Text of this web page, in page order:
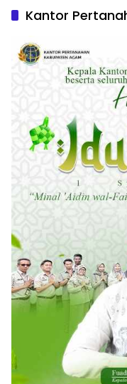
Kantor